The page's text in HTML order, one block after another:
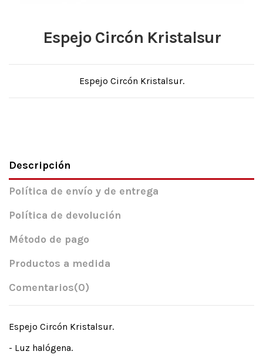
Espejo Circón Kristalsur
Espejo Circón Kristalsur.
Descripción
Política de envío y de entrega
Política de devolución
Método de pago
Productos a medida
Comentarios(0)
Espejo Circón Kristalsur.
- Luz halógena.